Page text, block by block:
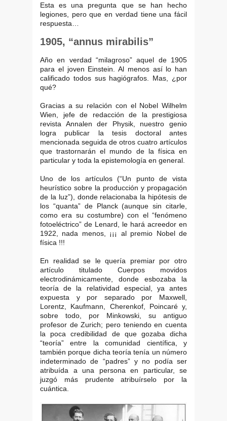
Esta es una pregunta que se han hecho
legiones, pero que en verdad tiene una fácil
respuesta…
1905, “annus mirabilis”
Año en verdad “milagroso” aquel de 1905
para el joven Einstein. Al menos así lo han
calificado todos sus hagiógrafos. Mas, ¿por
qué?
Gracias a su relación con el Nobel Wilhelm
Wien, jefe de redacción de la prestigiosa
revista Annalen der Physik, nuestro genio
logra publicar la tesis doctoral antes
mencionada seguida de otros cuatro artículos
que trastornarán el mundo de la física en
particular y toda la epistemología en general.
Uno de los artículos (“Un punto de vista
heurístico sobre la producción y propagación
de la luz”), donde relacionaba la hipótesis de
los “quanta” de Planck (aunque sin citarle,
como era su costumbre) con el “fenómeno
fotoeléctrico” de Lenard, le hará acreedor en
1922, nada menos, ¡¡¡ al premio Nobel de
física !!!
En realidad se le quería premiar por otro
artículo titulado Cuerpos movidos
electrodinámicamente, donde esbozaba la
teoría de la relatividad especial, ya antes
expuesta y por separado por Maxwell,
Lorentz, Kaufmann, Cherenkof, Poincaré y,
sobre todo, por Minkowski, su antiguo
profesor de Zurich; pero teniendo en cuenta
la poca credibilidad de que gozaba dicha
“teoría” entre la comunidad científica, y
también porque dicha teoría tenía un número
indeterminado de “padres” y no podía ser
atribuída a una persona en particular, se
juzgó más prudente atribuírselo por la
cuántica.